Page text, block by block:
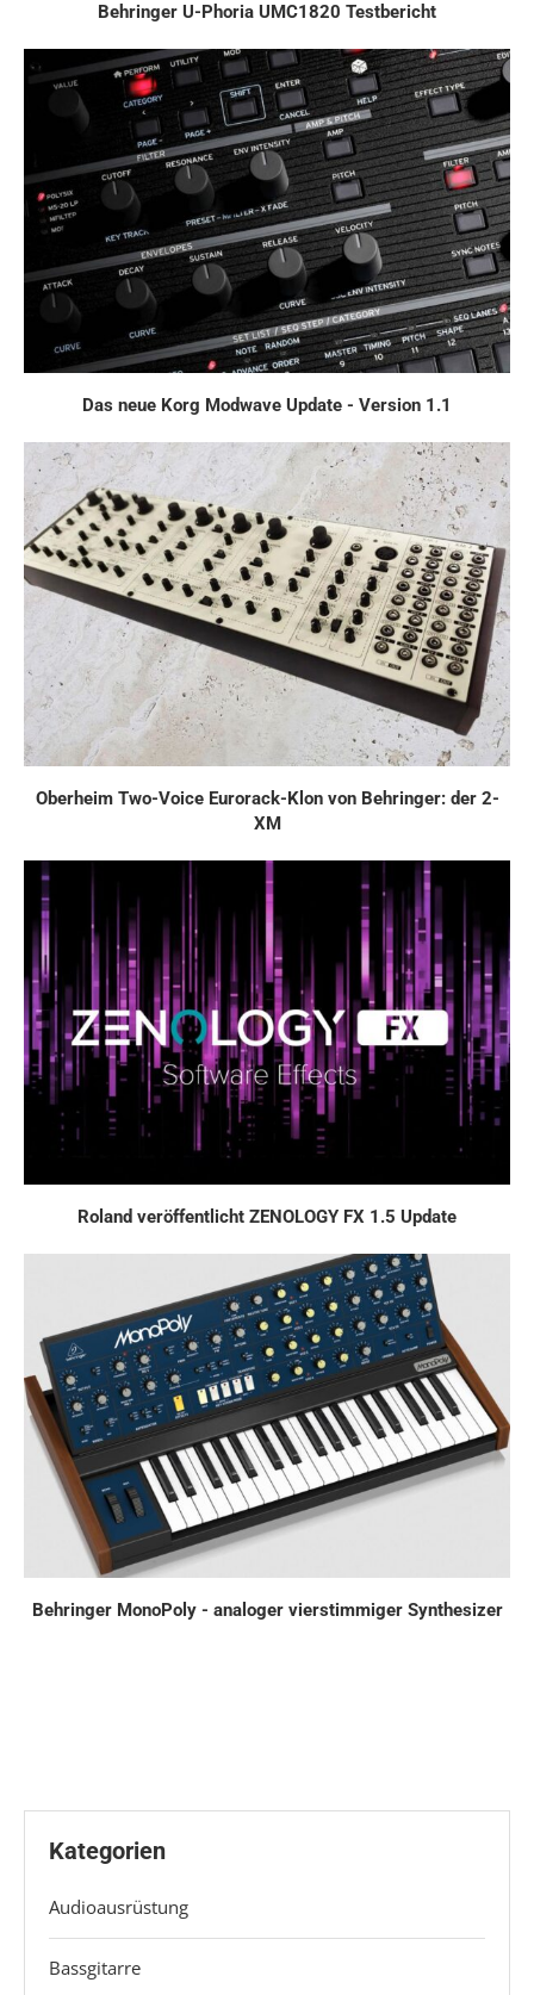
Behringer U-Phoria UMC1820 Testbericht
Das neue Korg Modwave Update - Version 1.1
Oberheim Two-Voice Eurorack-Klon von Behringer: der 2-
XM
Roland veröffentlicht ZENOLOGY FX 1.5 Update
Behringer MonoPoly - analoger vierstimmiger Synthesizer
Kategorien
Audioausrüstung
Bassgitarre